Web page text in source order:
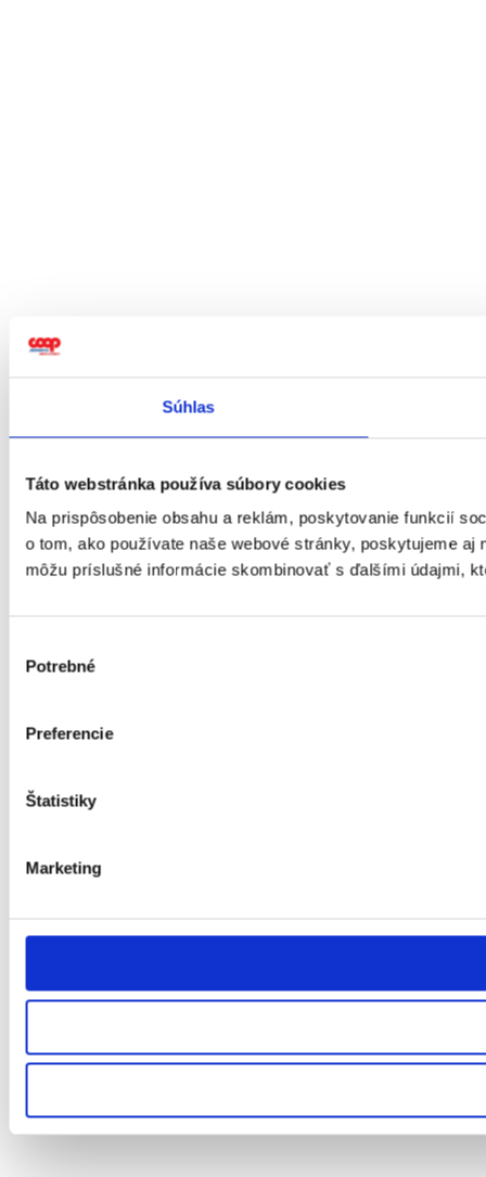
Súhlas
Táto webstránka používa súbory cookies
Na prispôsobenie obsahu a reklám, poskytovanie funkcií
o tom, ako používate naše webové stránky, poskytujeme
môžu príslušné informácie skombinovať s ďalšími údajmi,
súhlasu
Potrebné
Preferencie
Štatistiky
Marketing